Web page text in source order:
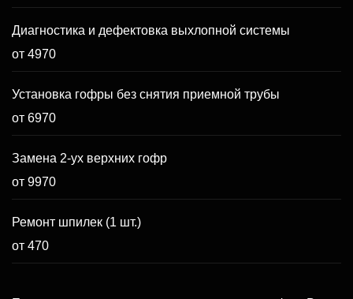
Диагностика и дефектовка выхлопной системы
от 4970
Установка гофры без снятия приемной трубы
от 6970
Замена 2-ух верхних гофр
от 9970
Ремонт шпилек (1 шт.)
от 470